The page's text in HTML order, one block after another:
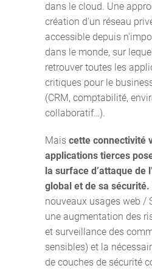
dans le cloud. Une
création d'un réseau
accessible depuis
dans le monde, sur
retrouver toutes les
critiques pour le
(CRM, comptabilité,
collaboratif…).
Mais cette connectivité
applications tierces
la surface d’attaque de
global et de sa sécurité.
nouveaux usages web /
une augmentation des
et surveillance des
sensibles) et la
de couches de sécurité